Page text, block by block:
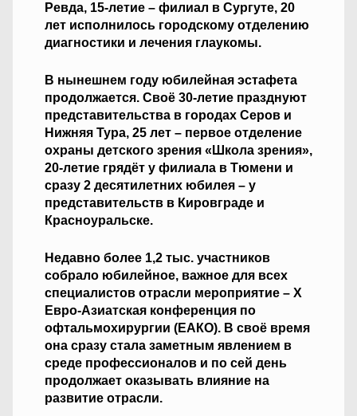
Ревда, 15-летие – филиал в Сургуте, 20
лет исполнилось городскому отделению
диагностики и лечения глаукомы.
В нынешнем году юбилейная эстафета
продолжается. Своё 30-летие празднуют
представительства в городах Серов и
Нижняя Тура, 25 лет – первое отделение
охраны детского зрения «Школа зрения»,
20-летие грядёт у филиала в Тюмени и
сразу 2 десятилетних юбилея – у
представительств в Кировграде и
Красноуральске.
Недавно более 1,2 тыс. участников
собрало юбилейное, важное для всех
специалистов отрасли мероприятие – Х
Евро-Азиатская конференция по
офтальмохирургии (ЕАКО). В своё время
она сразу стала заметным явлением в
среде профессионалов и по сей день
продолжает оказывать влияние на
развитие отрасли.